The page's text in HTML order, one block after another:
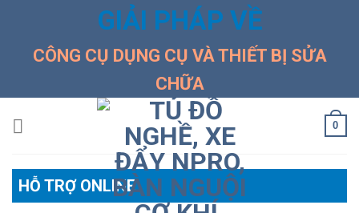
content
GIẢI PHÁP VỀ
CÔNG CỤ DỤNG CỤ VÀ THIẾT BỊ SỬA
CHỮA
0
HỖ TRỢ ONLINE